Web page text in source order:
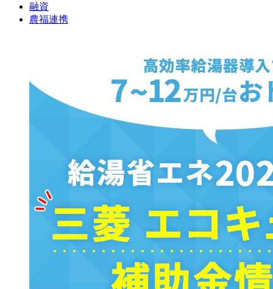
融資
農福連携